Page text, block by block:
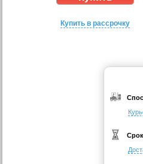
Купить в рассрочку